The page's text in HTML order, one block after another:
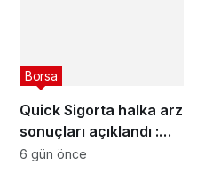
Quick Sigorta halka arz
sonuçları açıklandı :
Quick Sigorta (QUICK)
Borsa
6 gün önce